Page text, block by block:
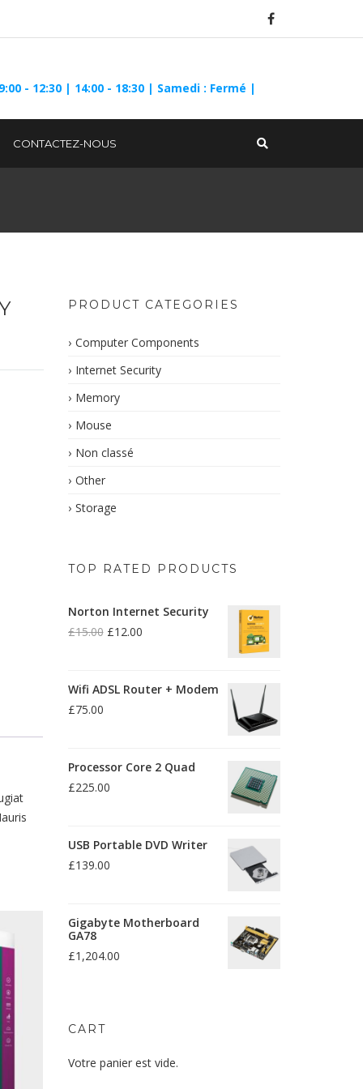
- 12:30 | 14:00 - 18:30 | Samedi : Fermé |
CONTACTEZ-NOUS
PRODUCT CATEGORIES
Computer Components
Internet Security
Memory
Mouse
Non classé
Other
Storage
TOP RATED PRODUCTS
Norton Internet Security
£15.00
était :
£15.00.
£12.00
est :
£12.00.
Wifi ADSL Router + Modem
£75.00
Processor Core 2 Quad
£225.00
USB Portable DVD Writer
£139.00
Gigabyte Motherboard
GA78
£1,204.00
CART
Votre panier est vide.